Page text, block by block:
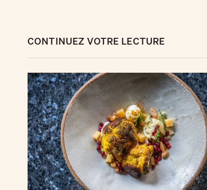
CONTINUEZ VOTRE LECTURE